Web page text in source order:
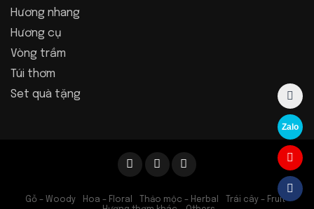
Hương nhang
Hương cụ
Vòng trầm
Túi thơm
Set quà tặng
Gỗ – Woody Hoa – Floral Thảo mộc – Herbal
Trái cây – Fruit
Zalo